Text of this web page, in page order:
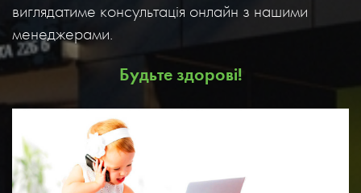
виглядатиме консультація онлайн з нашими
менеджерами.
Будьте здорові!